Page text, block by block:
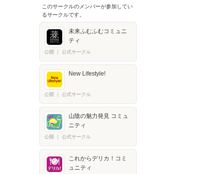
このサークルのメンバーが参加してい
るサークルです。
未来ふむふむコミュニ
ティ
公開 公式サークル
New Lifestyle!
公開 公式サークル
山陰の魅力発見 コミュ
ニティ
公開 公式サークル
これからデリカ！コミ
ュニティ